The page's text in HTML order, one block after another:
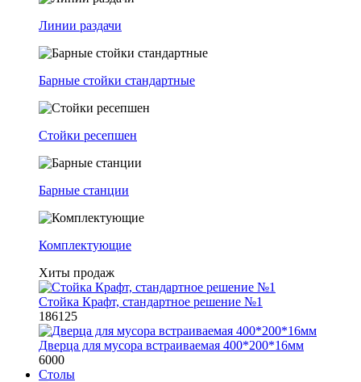
Линии раздачи
Барные стойки стандартные
Стойки ресепшен
Барные станции
Комплектующие
Хиты продаж
Стойка Крафт, стандартное решение №1
186125
Дверца для мусора встраиваемая 400*200*16мм
6000
Столы